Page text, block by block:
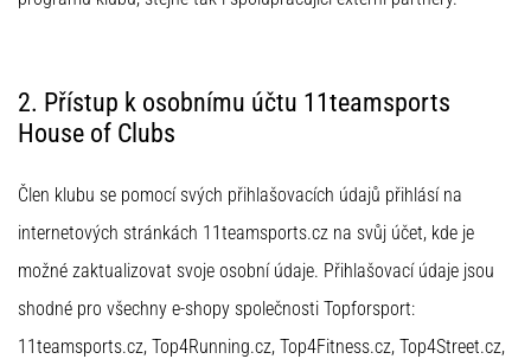
kopačkami
adidas
in
PUMA.
del
vsake
tekme,
gola
in…
2. Přístup k osobnímu účtu 11teamsports
House of Clubs
Člen klubu se pomocí svých přihlašovacích údajů přihlásí na
internetových stránkách 11teamsports.cz na svůj účet, kde je
možné zaktualizovat svoje osobní údaje. Přihlašovací údaje jsou
shodné pro všechny e-shopy společnosti Topforsport:
11teamsports.cz, Top4Running.cz, Top4Fitness.cz, Top4Street.cz,